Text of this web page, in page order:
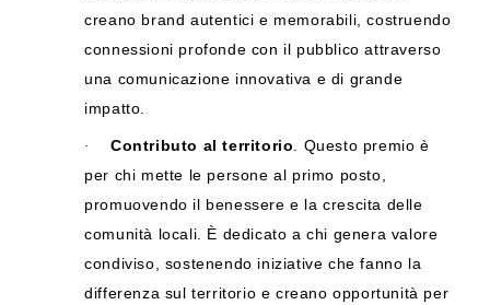
creano brand autentici e memorabili, costruendo
connessioni profonde con il pubblico attraverso
una comunicazione innovativa e di grande
impatto.
· Contributo al territorio . Questo premio è
per chi mette le persone al primo posto,
promuovendo il benessere e la crescita delle
comunità locali. È dedicato a chi genera valore
condiviso, sostenendo iniziative che fanno la
differenza sul territorio e creano opportunità per